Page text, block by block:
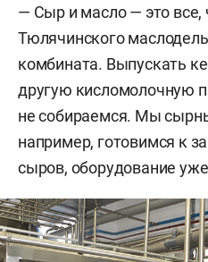
— Сыр и масло — это все,
Тюлячинского
комбината. Выпускать
другую кисломолочную
не собираемся. Мы
например, готовимся к
сыров, оборудование